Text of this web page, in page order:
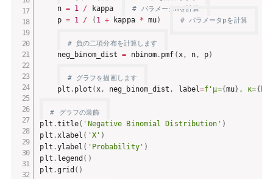
    n
= 1 / kappa # パラメータnを計算
    p
= 1 / ( 1 + kappa * mu) # パラメータpを計算
# 負の二項分布を計算します
    neg_binom_dist
= nbinom . pmf (x, n, p)
# グラフを描画します
    plt
. plot (x, neg_binom_dist , label=f'μ={mu} , κ={
# グラフの装飾
plt .title( 'Negative Binomial Distribution' )
plt .xlabel ( 'X' )
plt .ylabel ( 'Probability' )
plt . legend ( )
plt .grid ( )